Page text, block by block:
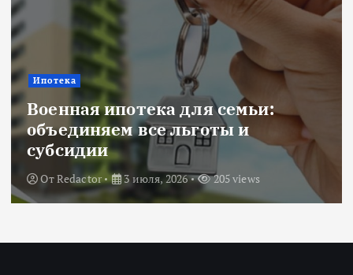
Новости
Title: ИИ в финансовом секторе:
оценка рисков и выбор банка
ОтRedactor 18 июня, 2026 224 views